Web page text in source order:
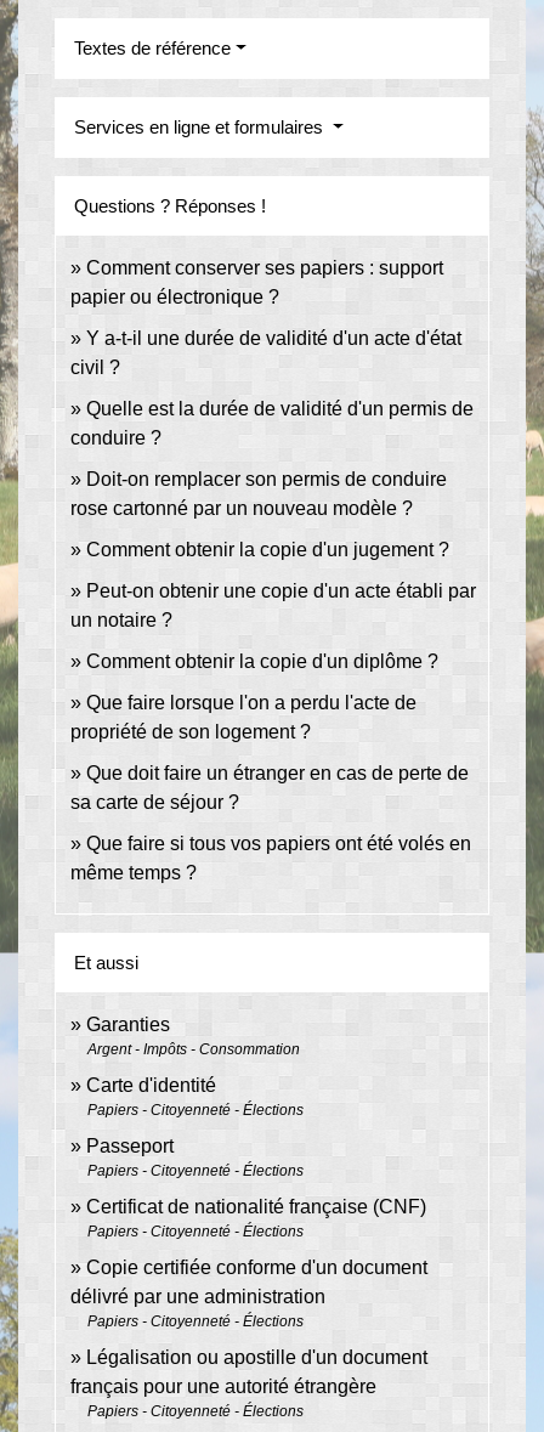
Textes de référence
Services en ligne et formulaires
Questions ? Réponses !
Comment conserver ses papiers : support
papier ou électronique ?
Y a-t-il une durée de validité d'un acte d'état
civil ?
Quelle est la durée de validité d'un permis de
conduire ?
Doit-on remplacer son permis de conduire
rose cartonné par un nouveau modèle ?
Comment obtenir la copie d'un jugement ?
Peut-on obtenir une copie d'un acte établi par
un notaire ?
Comment obtenir la copie d'un diplôme ?
Que faire lorsque l'on a perdu l'acte de
propriété de son logement ?
Que doit faire un étranger en cas de perte de
sa carte de séjour ?
Que faire si tous vos papiers ont été volés en
même temps ?
Et aussi
Garanties
Argent - Impôts - Consommation
Carte d'identité
Papiers - Citoyenneté - Élections
Passeport
Papiers - Citoyenneté - Élections
Certificat de nationalité française (CNF)
Papiers - Citoyenneté - Élections
Copie certifiée conforme d'un document
délivré par une administration
Papiers - Citoyenneté - Élections
Légalisation ou apostille d'un document
français pour une autorité étrangère
Papiers - Citoyenneté - Élections